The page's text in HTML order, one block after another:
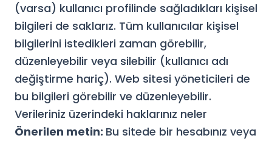
(varsa) kullanıcı profilinde sağladıkları kişisel
bilgileri de saklarız. Tüm kullanıcılar kişisel
bilgilerini istedikleri zaman görebilir,
düzenleyebilir veya silebilir (kullanıcı adı
değiştirme hariç). Web sitesi yöneticileri de
bu bilgileri görebilir ve düzenleyebilir.
Verileriniz üzerindeki haklarınız neler
Önerilen metin: Bu sitede bir hesabınız veya